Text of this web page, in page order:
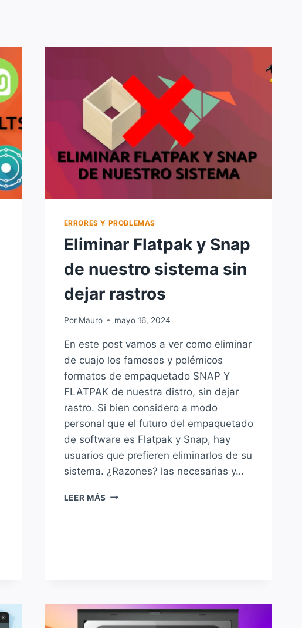
ERRORES Y PROBLEMAS
Eliminar Flatpak y Snap
de nuestro sistema sin
dejar rastros
Por Mauro mayo 16, 2024
En este post vamos a ver como eliminar
de cuajo los famosos y polémicos
formatos de empaquetado SNAP Y
FLATPAK de nuestra distro, sin dejar
rastro. Si bien considero a modo
personal que el futuro del empaquetado
de software es Flatpak y Snap, hay
usuarios que prefieren eliminarlos de su
sistema. ¿Razones? las necesarias y…
LEER MÁS ELIMINAR
RASTROS